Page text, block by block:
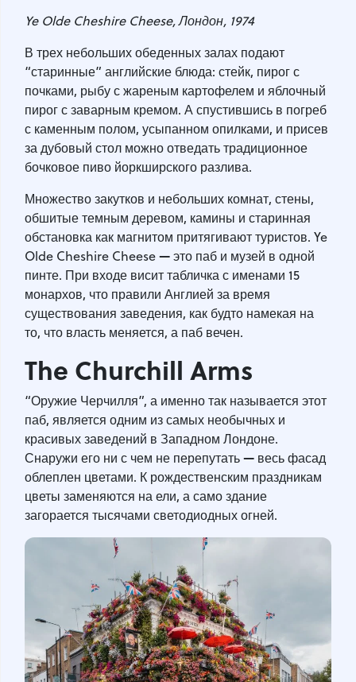
Ye Olde Cheshire Cheese, Лондон, 1974
В трех небольших обеденных залах подают
“старинные” английские блюда: стейк, пирог с
почками, рыбу с жареным картофелем и яблочный
пирог с заварным кремом. А спустившись в погреб
с каменным полом, усыпанном опилками, и присев
за дубовый стол можно отведать традиционное
бочковое пиво йоркширского разлива.
Множество закутков и небольших комнат, стены,
обшитые темным деревом, камины и старинная
обстановка как магнитом притягивают туристов. Ye
Olde Cheshire Cheese—это паб и музей в одной
пинте. При входе висит табличка с именами 15
монархов, что правили Англией за время
существования заведения, как будто намекая на
то, что власть меняется, а паб вечен.
The Churchill Arms
“Оружие Черчилля”, а именно так называется этот
паб, является одним из самых необычных и
красивых заведений в Западном Лондоне.
Снаружи его ни с чем не перепутать— весь фасад
облеплен цветами. К рождественским праздникам
цветы заменяются на ели, а само здание
загорается тысячами светодиодных огней.